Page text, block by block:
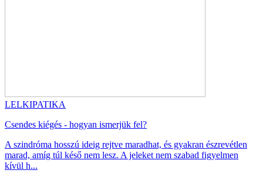
LELKIPATIKA
Csendes kiégés - hogyan ismerjük fel?
A szindróma hosszú ideig rejtve maradhat, és gyakran észrevétlen
marad, amíg túl késő nem lesz. A jeleket nem szabad figyelmen
kívül h...